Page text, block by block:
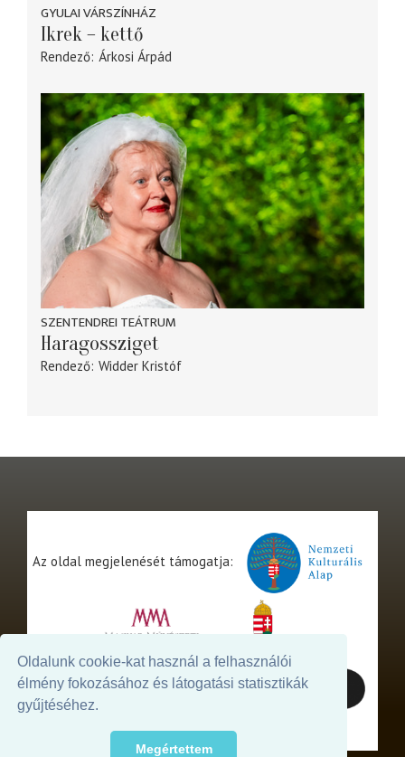
Oldalunk cookie-kat használ a felhasználói
élmény fokozásához és látogatási statisztikák
gyűjtéséhez.
Megértettem
GYULAI VÁRSZÍNHÁZ
Ikrek – kettő
Rendező Árkosi Árpád
SZENTENDREI TEÁTRUM
Haragossziget
Rendező Widder Kristóf
Az oldal megjelenését támogatja: